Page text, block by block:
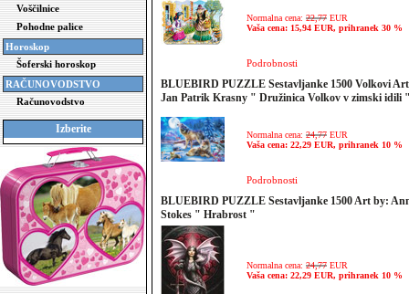
Voščilnice
Pohodne palice
Horoskop
Šoferski horoskop
RAČUNOVODSTVO
Računovodstvo
Izberite
Normalna cena: 22,77 EUR
Vaša cena: 15,94 EUR, prihranek 30 %
Podrobnosti
BLUEBIRD PUZZLE Sestavljanke 1500 Volkovi
Jan Patrik Krasny " Družinica Volkov v zimski idili
Normalna cena: 24,77 EUR
Vaša cena: 22,29 EUR, prihranek 10 %
Podrobnosti
BLUEBIRD PUZZLE Sestavljanke 1500 Art by:
Stokes " Hrabrost "
Normalna cena: 24,77 EUR
Vaša cena: 22,29 EUR, prihranek 10 %